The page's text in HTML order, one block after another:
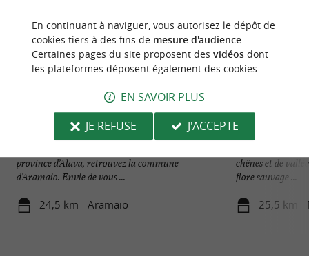
province d’Alava, retrouvez la commune
d’Aramaio. Envie de vous ...
24,5 km - Aramaio
Le Parc Naturel
chênes et de
flore sauvage ...
25,5 km -
En continuant à naviguer, vous autorisez le dépôt de
cookies tiers à des fins de mesure d'audience.
Certaines pages du site proposent des vidéosdont
les plateformes déposent également des cookies.
EN SAVOIR PLUS
JE REFUSE
J'ACCEPTE